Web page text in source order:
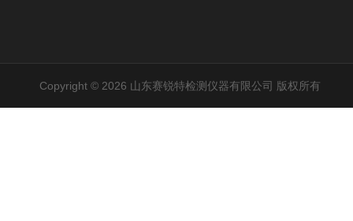
Copyright © 2026 山东赛锐特检测仪器有限公司 版权所有